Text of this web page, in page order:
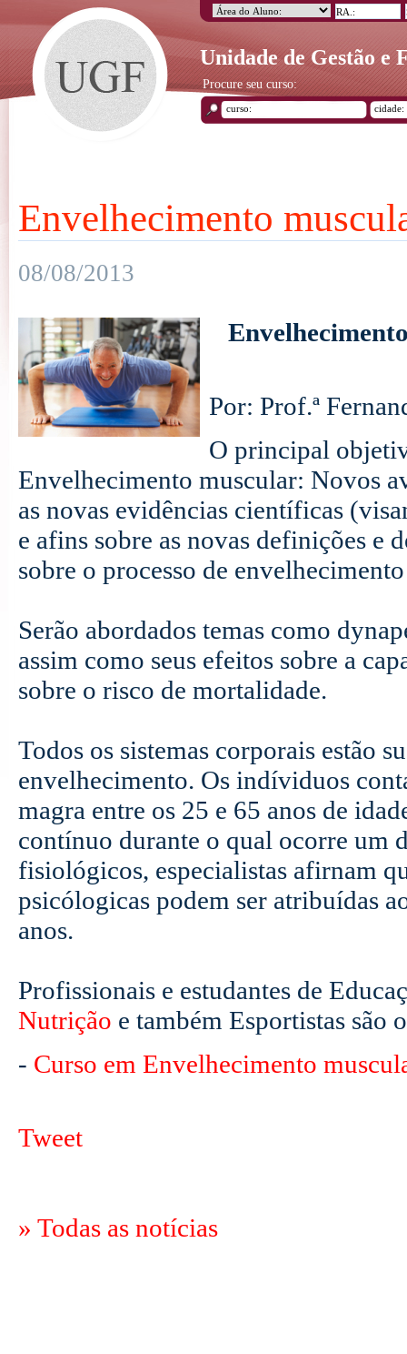
Unidade de Gestão e
Procure seu curso:
Envelhecimento
08/08/2013
Por: Prof.ª
O principal
Envelhecimento muscular: Novos
as novas evidências científicas
e afins sobre as novas definições e
sobre o processo de
Serão abordados temas como
assim como seus efeitos sobre a
sobre o risco de mortalidade.
Todos os sistemas corporais estão
envelhecimento. Os indíviduos
magra entre os 25 e 65 anos de
contínuo durante o qual ocorre um
fisiológicos, especialistas afirnam
psicólogicas podem ser atribuídas
anos.
Profissionais e estudantes de
Nutrição e também Esportistas são
- Curso em Envelhecimento
Tweet
» Todas as notícias